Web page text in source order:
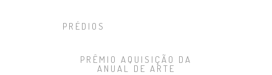
PRÉDIOS
PRÊMIO AQUISIÇÃO DA
ANUAL DE ARTE